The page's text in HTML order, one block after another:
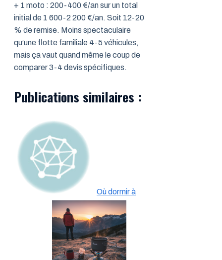
+ 1 moto : 200-400 €/an sur un total
initial de 1 600-2 200 €/an. Soit 12-20
% de remise. Moins spectaculaire
qu’une flotte familiale 4-5 véhicules,
mais ça vaut quand même le coup de
comparer 3-4 devis spécifiques.
Publications similaires :
Où dormir à